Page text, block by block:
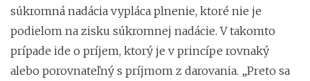
súkromná nadácia vypláca plnenie, ktoré nie je
podielom na zisku súkromnej nadácie. V takomto
prípade ide o príjem, ktorý je v princípe rovnaký
alebo porovnateľný s príjmom z darovania. „Preto sa